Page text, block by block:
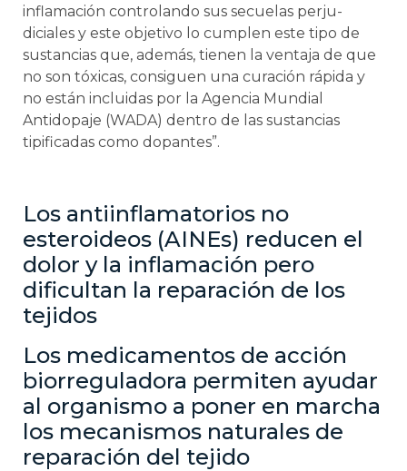
inflamación controlando sus secuelas perju­
diciales y este objetivo lo cumplen este tipo de
sustancias que, además, tienen la ventaja de que
no son tóxicas, consiguen una curación rápida y
no están incluidas por la Agencia Mundial
Antidopaje (WADA) dentro de las sustancias
tipificadas como dopantes”.
Los antiinflamatorios no
esteroideos (AINEs) reducen el
dolor y la inflamación pero
dificultan la reparación de los
tejidos
Los medicamentos de acción
biorreguladora permiten ayudar
al organismo a poner en marcha
los mecanismos naturales de
reparación del tejido